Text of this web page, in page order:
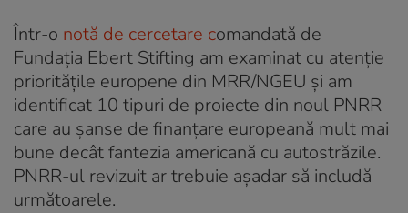
Într-o notă de cercetare comandată de
Fundația Ebert Stifting am examinat cu atenție
prioritățile europene din MRR/NGEU și am
identificat 10 tipuri de proiecte din noul PNRR
care au șanse de finanțare europeană mult mai
bune decât fantezia americană cu autostrăzile.
PNRR-ul revizuit ar trebuie așadar să includă
următoarele.